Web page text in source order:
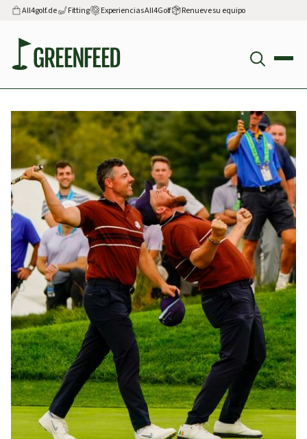
All4golf.de Fitting Experiencias All4Golf Renueve su equipo